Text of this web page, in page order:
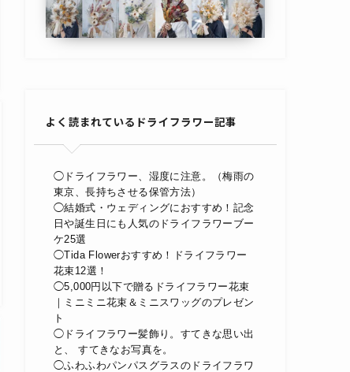
よく読まれているドライフラワー記事
◯ドライフラワー、湿度に注意。（梅雨の
東京、長持ちさせる保管方法）
◯結婚式・ウェディングにおすすめ！記念
日や誕生日にも人気のドライフラワーブー
ケ25選
◯Tida Flowerおすすめ！ドライフラワー
花束12選！
◯5,000円以下で贈るドライフラワー花束
｜ミニミニ花束＆ミニスワッグのプレゼン
ト
◯ドライフラワー髪飾り。すてきな思い出
と、 すてきなお写真を。
◯ふわふわパンパスグラスのドライフラワ